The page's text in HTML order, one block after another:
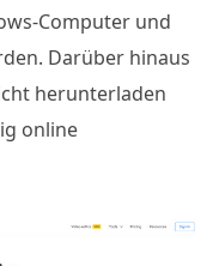
Computer und
Darüber hinaus
herunterladen
online